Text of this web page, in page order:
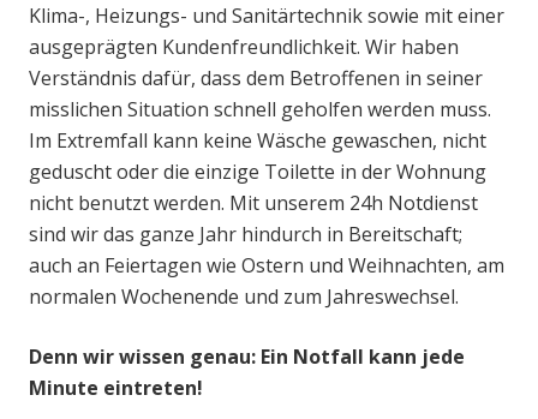
Klima-, Heizungs- und Sanitärtechnik sowie mit einer
ausgeprägten Kundenfreundlichkeit. Wir haben
Verständnis dafür, dass dem Betroffenen in seiner
misslichen Situation schnell geholfen werden muss.
Im Extremfall kann keine Wäsche gewaschen, nicht
geduscht oder die einzige Toilette in der Wohnung
nicht benutzt werden. Mit unserem 24h Notdienst
sind wir das ganze Jahr hindurch in Bereitschaft;
auch an Feiertagen wie Ostern und Weihnachten, am
normalen Wochenende und zum Jahreswechsel.
Denn wir wissen genau: Ein Notfall kann jede
Minute eintreten!